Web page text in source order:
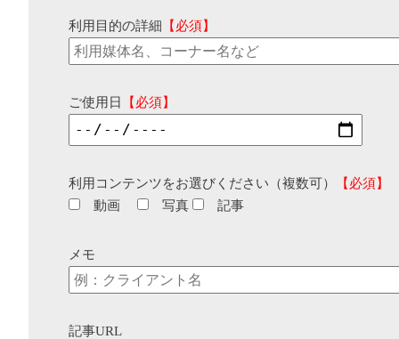
利用目的の詳細 【必須】
ご使用日 【必須】
利用コンテンツをお選びください（複数可）
【必須】
動画
写真 記事
メモ
記事URL